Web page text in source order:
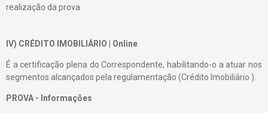
realização da prova
IV) CRÉDITO IMOBILIÁRIO | Online
É a certificação plena do Correspondente, habilitando-o a atuar nos
segmentos alcançados pela regulamentação (Crédito Imobiliário ).
PROVA - Informações